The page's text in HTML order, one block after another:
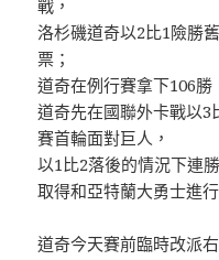
戰，
洛杉磯道奇以2比1險勝
票；
道奇在例行賽拿下106勝
道奇先在國聯外卡戰以3
賽首輪面對巨人，
以1比2落後的情況下連
取得和亞特蘭大勇士進
道奇今天賽前臨時改派